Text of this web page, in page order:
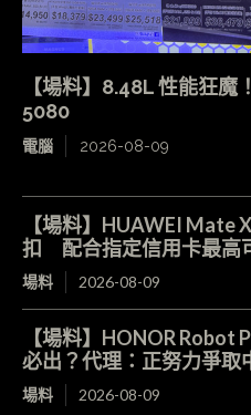
【場料】8.48L 性能狂
5080
電腦 2026-08-09
【場料】HUAWEI Mate
扣 配合指定信用卡最高
場料 2026-08-09
【場料】HONOR Robot
必出？代理：正努力爭取
場料 2026-08-09